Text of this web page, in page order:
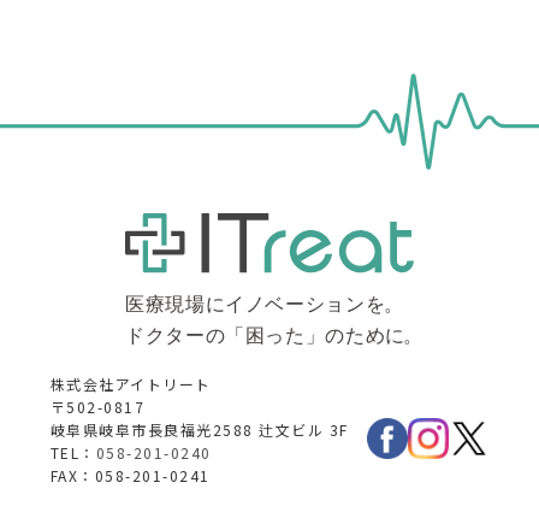
株式会社アイトリート
〒502-0817
岐阜県岐阜市長良福光2588 辻文ビル 3F
TEL： 058-201-0240
FAX：058-201-0241